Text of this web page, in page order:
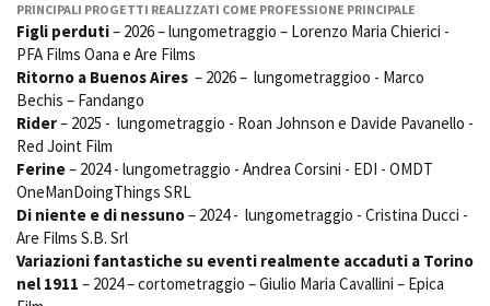
Sala Paolo Tenna
FILM FUNDS
Piemonte Film Tv Fund
Piemonte Film Tv
Development Fund
Piemonte Doc Film Fund
Short Film Fund
PRODUCTION GUIDE
Società di produzione
Biografilm Festival - Bio to B
Industry Days
Mostra Internazionale d’Arte
Toronto International Film
Festa del Cinema di Roma
Torino Film Festival
Nastri d’Argento
Premio Solinas
PRINCIPALI PROGETTI REALIZZATI COME PROFESSIONE PRINCIPALE
Figli perduti– 2026 – lungometraggio – Lorenzo Maria Chierici -
PFA Films Oana e Are Films
Ritorno a Buenos Aires – 2026 – lungometraggioo - Marco
Bechis – Fandango
Rider– 2025 - lungometraggio - Roan Johnson e Davide Pavanello -
Red Joint Film
Ferine– 2024 - lungometraggio - Andrea Corsini - EDI - OMDT
OneManDoingThings SRL
Di niente e di nessuno– 2024 - lungometraggio - Cristina Ducci -
Are Films S.B. Srl
Variazioni fantastiche su eventi realmente accaduti a Torino
nel 1911 – 2024 – cortometraggio – Giulio Maria Cavallini – Epica